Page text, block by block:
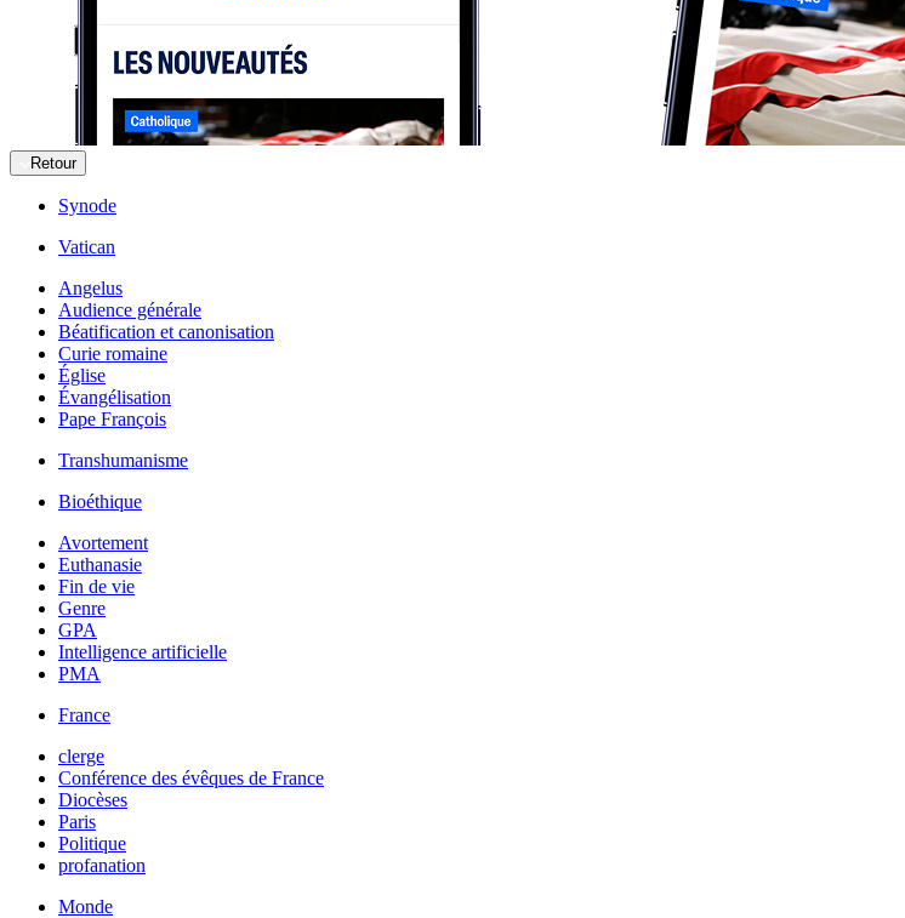
Retour
Synode
Vatican
Angelus
Audience générale
Béatification et canonisation
Curie romaine
Église
Évangélisation
Pape François
Transhumanisme
Bioéthique
Avortement
Euthanasie
Fin de vie
Genre
GPA
Intelligence artificielle
PMA
France
clerge
Conférence des évêques de France
Diocèses
Paris
Politique
profanation
Monde